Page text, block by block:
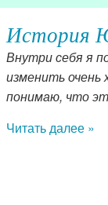
История
Внутри себя я
изменить очень
понимаю, что
Читать далее »